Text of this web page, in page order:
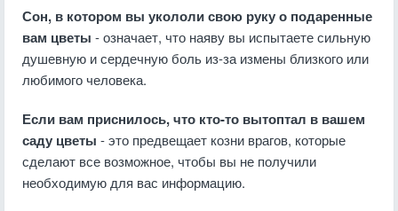
Сон, в котором вы укололи свою руку о подаренные
вам цветы - означает, что наяву вы испытаете сильную
душевную и сердечную боль из-за измены близкого или
любимого человека.
Если вам приснилось, что кто-то вытоптал в вашем
саду цветы - это предвещает козни врагов, которые
сделают все возможное, чтобы вы не получили
необходимую для вас информацию.